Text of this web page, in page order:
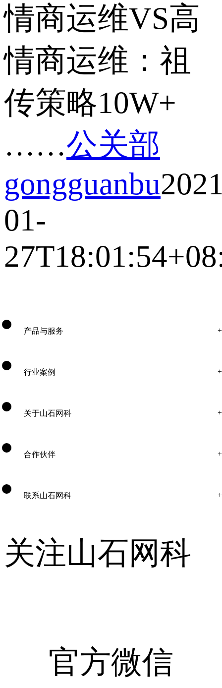
情商运维VS高
情商运维：祖
传策略10W+
……公关部
gongguanbu
01-
产品与服务
行业案例
关于山石网科
合作伙伴
联系山石网科
关注山石网科
官方微信